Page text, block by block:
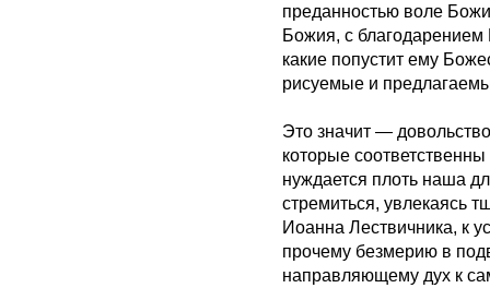
преданностью воле
Божия, с благодарением
какие попустит ему
рисуемые и
Это значит —
которые
нуждается плоть наша
стремиться, увлекаясь
Иоанна Лествичника, к
прочему безмерию в
направляющему дух к